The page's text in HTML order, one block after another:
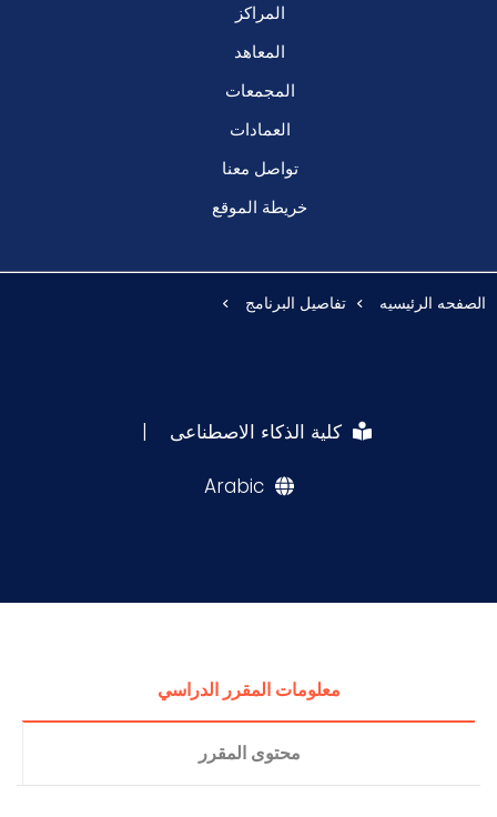
المراكز
المعاهد
المجمعات
العمادات
تواصل معنا
خريطة الموقع
الصفحه الرئيسيه تفاصيل البرنامج
كلية الذكاء الاصطناعى |
Arabic
معلومات المقرر الدراسي
محتوى المقرر